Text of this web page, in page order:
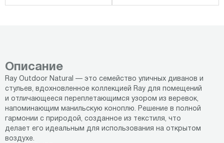
Описание
Ray Outdoor Natural — это семейство уличных диванов и
стульев, вдохновленное коллекцией Ray для помещений
и отличающееся переплетающимся узором из веревок,
напоминающим манильскую коноплю. Решение в полной
гармонии с природой, созданное из текстиля, что
делает его идеальным для использования на открытом
воздухе.